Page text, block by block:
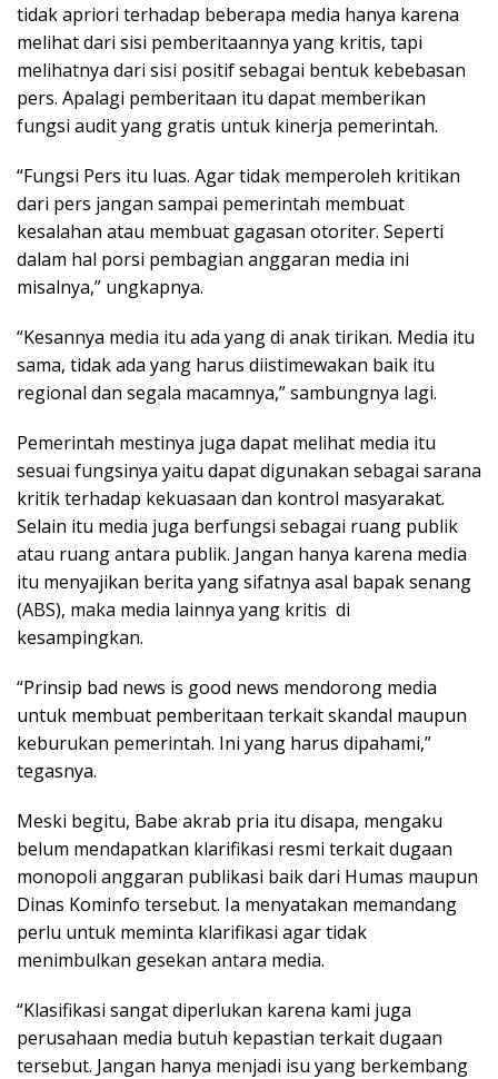
tidak apriori terhadap beberapa media hanya karena
melihat dari sisi pemberitaannya yang kritis, tapi
melihatnya dari sisi positif sebagai bentuk kebebasan
pers. Apalagi pemberitaan itu dapat memberikan
fungsi audit yang gratis untuk kinerja pemerintah.
“Fungsi Pers itu luas. Agar tidak memperoleh kritikan
dari pers jangan sampai pemerintah membuat
kesalahan atau membuat gagasan otoriter. Seperti
dalam hal porsi pembagian anggaran media ini
misalnya,” ungkapnya.
“Kesannya media itu ada yang di anak tirikan. Media itu
sama, tidak ada yang harus diistimewakan baik itu
regional dan segala macamnya,” sambungnya lagi.
Pemerintah mestinya juga dapat melihat media itu
sesuai fungsinya yaitu dapat digunakan sebagai sarana
kritik terhadap kekuasaan dan kontrol masyarakat.
Selain itu media juga berfungsi sebagai ruang publik
atau ruang antara publik. Jangan hanya karena media
itu menyajikan berita yang sifatnya asal bapak senang
(ABS), maka media lainnya yang kritis di
kesampingkan.
“Prinsip bad news is good news mendorong media
untuk membuat pemberitaan terkait skandal maupun
keburukan pemerintah. Ini yang harus dipahami,”
tegasnya.
Meski begitu, Babe akrab pria itu disapa, mengaku
belum mendapatkan klarifikasi resmi terkait dugaan
monopoli anggaran publikasi baik dari Humas maupun
Dinas Kominfo tersebut. Ia menyatakan memandang
perlu untuk meminta klarifikasi agar tidak
menimbulkan gesekan antara media.
“Klasifikasi sangat diperlukan karena kami juga
perusahaan media butuh kepastian terkait dugaan
tersebut. Jangan hanya menjadi isu yang berkembang